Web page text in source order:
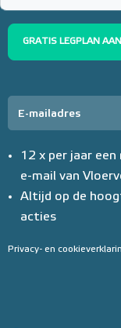
GRATIS LEGPLAN
12 x per jaar
e-mail van
Altijd op de
acties
Privacy- en